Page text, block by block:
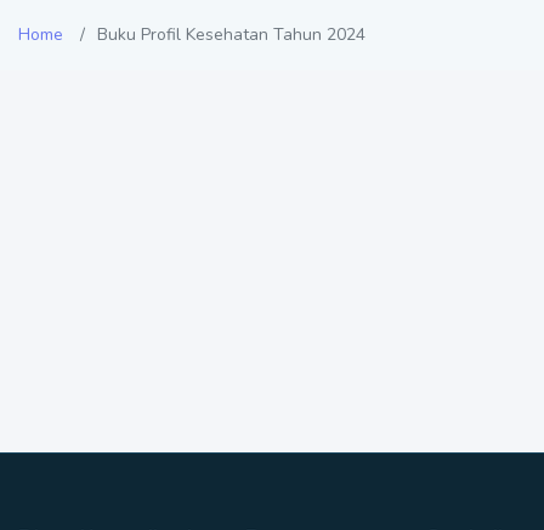
Home Buku Profil Kesehatan Tahun 2024